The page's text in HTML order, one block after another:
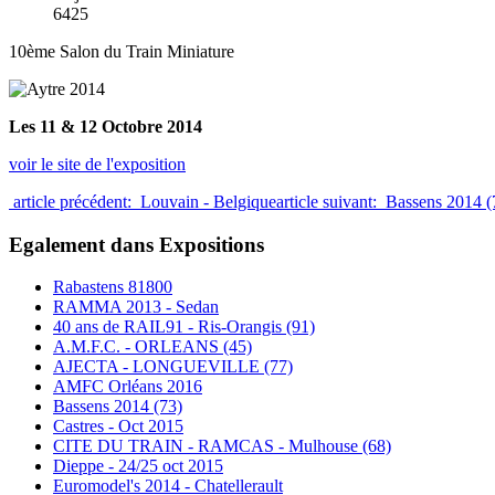
6425
10ème Salon du Train Miniature
Les 11 & 12 Octobre 2014
voir le site de l'exposition
article précédent: Louvain - Belgiquearticle suivant: Bassens 2014
Egalement dans Expositions
Rabastens 81800
RAMMA 2013 - Sedan
40 ans de RAIL91 - Ris-Orangis (91)
A.M.F.C. - ORLEANS (45)
AJECTA - LONGUEVILLE (77)
AMFC Orléans 2016
Bassens 2014 (73)
Castres - Oct 2015
CITE DU TRAIN - RAMCAS - Mulhouse (68)
Dieppe - 24/25 oct 2015
Euromodel's 2014 - Chatellerault